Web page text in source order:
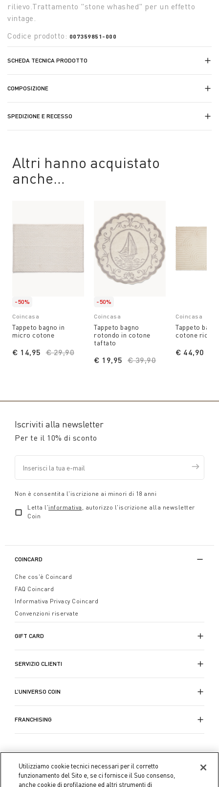
rilievo.Trattamento "stone whashed" per un effetto
vintage.
Codice prodotto: 007359851-000
SCHEDA TECNICA PRODOTTO
COMPOSIZIONE
SPEDIZIONE E RECESSO
Altri hanno acquistato
anche…
-50%
Coincasa
Tappeto bagno in
micro cotone
Price reduced from
€ 29,90
€ 14,95
-50%
Coincasa
Tappeto bagno
rotondo in cotone
taftato
Price reduced from
€ 39,90
€ 19,95
Coincasa
Tappeto
cotone
€ 44,90
Iscriviti alla newsletter
Per te il 10% di sconto
Non è consentita l'iscrizione ai minori di 18 anni
Letta l'informativa , autorizzo l'iscrizione alla newsletter
Coin
COINCARD
Che cos'è Coincard
FAQ Coincard
Informativa Privacy Coincard
Convenzioni riservate
GIFT CARD
SERVIZIO CLIENTI
L’UNIVERSO COIN
FRANCHISING
Utilizziamo cookie tecnici necessari per il corretto
funzionamento del Sito e, se ci fornisce il Suo consenso,
anche cookie di profilazione ed altri strumenti di